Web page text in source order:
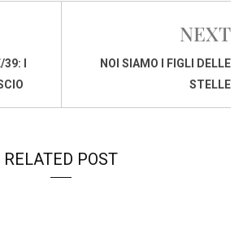
I
NEXT
NOI SIAMO I FIGLI DELLE
STELLE
RELATED POST